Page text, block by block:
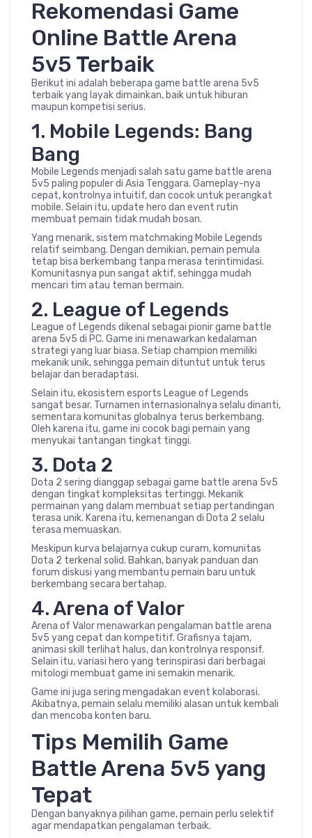
Rekomendasi Game
Online Battle Arena
5v5 Terbaik
Berikut ini adalah beberapa game battle arena 5v5
terbaik yang layak dimainkan, baik untuk hiburan
maupun kompetisi serius.
1. Mobile Legends: Bang
Bang
Mobile Legends menjadi salah satu game battle arena
5v5 paling populer di Asia Tenggara. Gameplay-nya
cepat, kontrolnya intuitif, dan cocok untuk perangkat
mobile. Selain itu, update hero dan event rutin
membuat pemain tidak mudah bosan.
Yang menarik, sistem matchmaking Mobile Legends
relatif seimbang. Dengan demikian, pemain pemula
tetap bisa berkembang tanpa merasa terintimidasi.
Komunitasnya pun sangat aktif, sehingga mudah
mencari tim atau teman bermain.
2. League of Legends
League of Legends dikenal sebagai pionir game battle
arena 5v5 di PC. Game ini menawarkan kedalaman
strategi yang luar biasa. Setiap champion memiliki
mekanik unik, sehingga pemain dituntut untuk terus
belajar dan beradaptasi.
Selain itu, ekosistem esports League of Legends
sangat besar. Turnamen internasionalnya selalu dinanti,
sementara komunitas globalnya terus berkembang.
Oleh karena itu, game ini cocok bagi pemain yang
menyukai tantangan tingkat tinggi.
3. Dota 2
Dota 2 sering dianggap sebagai game battle arena 5v5
dengan tingkat kompleksitas tertinggi. Mekanik
permainan yang dalam membuat setiap pertandingan
terasa unik. Karena itu, kemenangan di Dota 2 selalu
terasa memuaskan.
Meskipun kurva belajarnya cukup curam, komunitas
Dota 2 terkenal solid. Bahkan, banyak panduan dan
forum diskusi yang membantu pemain baru untuk
berkembang secara bertahap.
4.Arena of Valor
Arena of Valor menawarkan pengalaman battle arena
5v5 yang cepat dan kompetitif. Grafisnya tajam,
animasi skill terlihat halus, dan kontrolnya responsif.
Selain itu, variasi hero yang terinspirasi dari berbagai
mitologi membuat game ini semakin menarik.
Game ini juga sering mengadakan event kolaborasi.
Akibatnya, pemain selalu memiliki alasan untuk kembali
dan mencoba konten baru.
Tips Memilih Game
Battle Arena 5v5 yang
Tepat
Dengan banyaknya pilihan game, pemain perlu selektif
agar mendapatkan pengalaman terbaik.